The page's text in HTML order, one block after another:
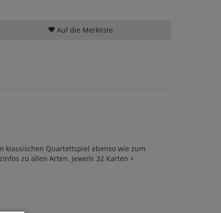
Auf die Merkliste
klassischen Quartettspiel ebenso wie zum
zu allen Arten. Jeweils 32 Karten +